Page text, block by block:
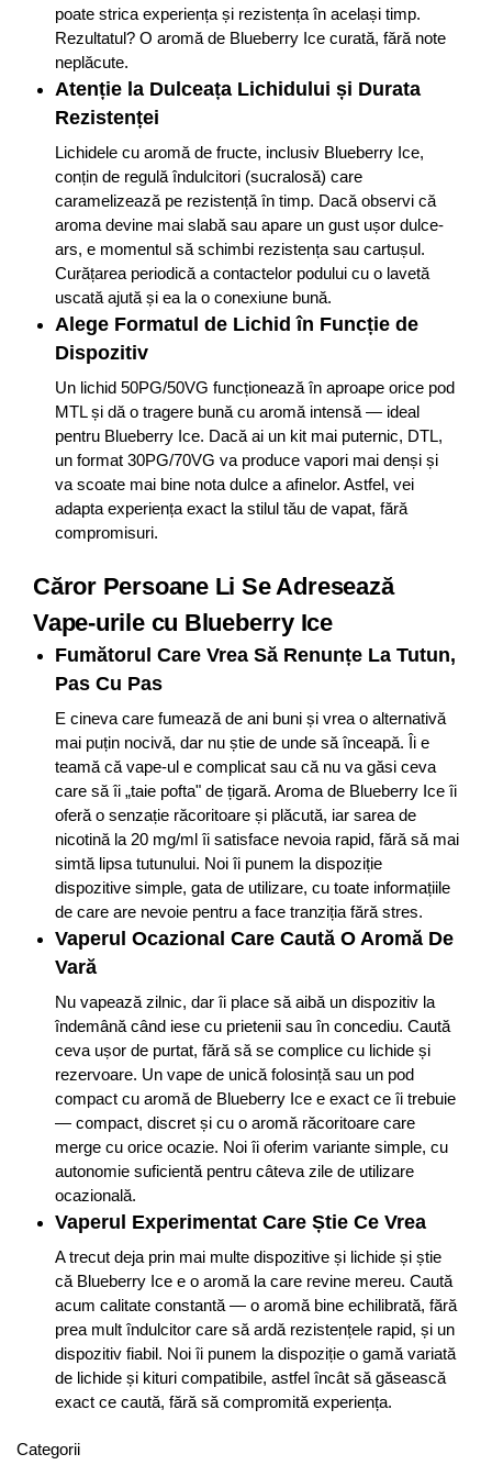
poate strica experiența și rezistența în același timp.
Rezultatul? O aromă de Blueberry Ice curată, fără note
neplăcute.
Atenție la Dulceața Lichidului și Durata
Rezistenței
Lichidele cu aromă de fructe, inclusiv Blueberry Ice,
conțin de regulă îndulcitori (sucralosă) care
caramelizează pe rezistență în timp. Dacă observi că
aroma devine mai slabă sau apare un gust ușor dulce-
ars, e momentul să schimbi rezistența sau cartușul.
Curățarea periodică a contactelor podului cu o lavetă
uscată ajută și ea la o conexiune bună.
Alege Formatul de Lichid în Funcție de
Dispozitiv
Un lichid 50PG/50VG funcționează în aproape orice pod
MTL și dă o tragere bună cu aromă intensă — ideal
pentru Blueberry Ice. Dacă ai un kit mai puternic, DTL,
un format 30PG/70VG va produce vapori mai denși și
va scoate mai bine nota dulce a afinelor. Astfel, vei
adapta experiența exact la stilul tău de vapat, fără
compromisuri.
Căror Persoane Li Se Adresează
Vape-urile cu Blueberry Ice
Fumătorul Care Vrea Să Renunțe La Tutun,
Pas Cu Pas
E cineva care fumează de ani buni și vrea o alternativă
mai puțin nocivă, dar nu știe de unde să înceapă. Îi e
teamă că vape-ul e complicat sau că nu va găsi ceva
care să îi „taie pofta" de țigară. Aroma de Blueberry Ice îi
oferă o senzație răcoritoare și plăcută, iar sarea de
nicotină la 20 mg/ml îi satisface nevoia rapid, fără să mai
simtă lipsa tutunului. Noi îi punem la dispoziție
dispozitive simple, gata de utilizare, cu toate informațiile
de care are nevoie pentru a face tranziția fără stres.
Vaperul Ocazional Care Caută O Aromă De
Vară
Nu vapează zilnic, dar îi place să aibă un dispozitiv la
îndemână când iese cu prietenii sau în concediu. Caută
ceva ușor de purtat, fără să se complice cu lichide și
rezervoare. Un vape de unică folosință sau un pod
compact cu aromă de Blueberry Ice e exact ce îi trebuie
— compact, discret și cu o aromă răcoritoare care
merge cu orice ocazie. Noi îi oferim variante simple, cu
autonomie suficientă pentru câteva zile de utilizare
ocazională.
Vaperul Experimentat Care Știe Ce Vrea
A trecut deja prin mai multe dispozitive și lichide și știe
că Blueberry Ice e o aromă la care revine mereu. Caută
acum calitate constantă — o aromă bine echilibrată, fără
prea mult îndulcitor care să ardă rezistențele rapid, și un
dispozitiv fiabil. Noi îi punem la dispoziție o gamă variată
de lichide și kituri compatibile, astfel încât să găsească
exact ce caută, fără să compromită experiența.
Categorii